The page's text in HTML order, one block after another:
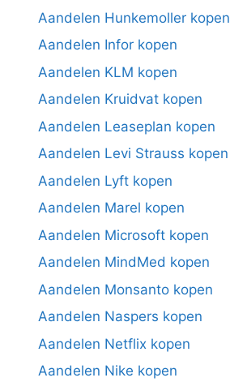
Aandelen Hunkemoller kopen
Aandelen Infor kopen
Aandelen KLM kopen
Aandelen Kruidvat kopen
Aandelen Leaseplan kopen
Aandelen Levi Strauss kopen
Aandelen Lyft kopen
Aandelen Marel kopen
Aandelen Microsoft kopen
Aandelen MindMed kopen
Aandelen Monsanto kopen
Aandelen Naspers kopen
Aandelen Netflix kopen
Aandelen Nike kopen